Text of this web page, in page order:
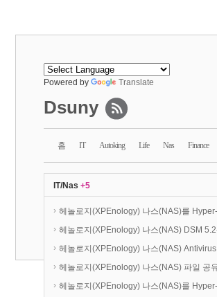
Powered by Translate
Dsuny
홈 IT Autoking Life Nas Finance
IT/Nas +5
› 헤놀로지(XPEnology) 나스(NAS)를
› 헤놀로지(XPEnology) 나스(NAS) DSM
› 헤놀로지(XPEnology) 나스(NAS)
› 헤놀로지(XPEnology) 나스(NAS) 파일 공
› 헤놀로지(XPEnology) 나스(NAS)를